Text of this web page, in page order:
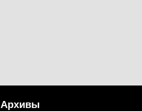
Архивы